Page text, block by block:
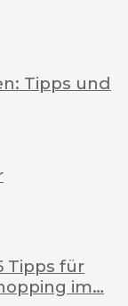
Tipps und
Tipps für
im…